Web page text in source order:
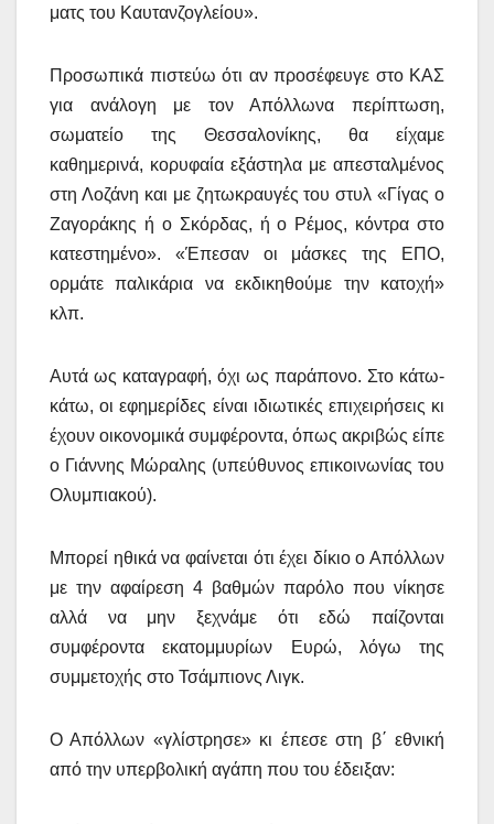
ματς του Καυτανζογλείου».
Προσωπικά πιστεύω ότι αν προσέφευγε στο ΚΑΣ
για ανάλογη με τον Απόλλωνα περίπτωση,
σωματείο της Θεσσαλονίκης, θα είχαμε
καθημερινά, κορυφαία εξάστηλα με απεσταλμένος
στη Λοζάνη και με ζητωκραυγές του στυλ «Γίγας ο
Ζαγοράκης ή ο Σκόρδας, ή ο Ρέμος, κόντρα στο
κατεστημένο». «Έπεσαν οι μάσκες της ΕΠΟ,
ορμάτε παλικάρια να εκδικηθούμε την κατοχή»
κλπ.
Αυτά ως καταγραφή, όχι ως παράπονο. Στο κάτω-
κάτω, οι εφημερίδες είναι ιδιωτικές επιχειρήσεις κι
έχουν οικονομικά συμφέροντα, όπως ακριβώς είπε
ο Γιάννης Μώραλης (υπεύθυνος επικοινωνίας του
Ολυμπιακού).
Μπορεί ηθικά να φαίνεται ότι έχει δίκιο ο Απόλλων
με την αφαίρεση 4 βαθμών παρόλο που νίκησε
αλλά να μην ξεχνάμε ότι εδώ παίζονται
συμφέροντα εκατομμυρίων Ευρώ, λόγω της
συμμετοχής στο Τσάμπιονς Λιγκ.
Ο Απόλλων «γλίστρησε» κι έπεσε στη β΄ εθνική
από την υπερβολική αγάπη που του έδειξαν: